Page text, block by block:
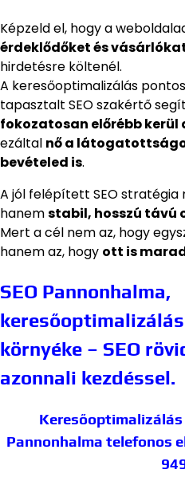
Képzeld el, hogy a
érdeklődőket és
hirdetésre költenél.
A keresőoptimalizálás
tapasztalt SEO szakértő
fokozatosan előrébb
ezáltal nő a
bevételed is.
A jól felépített SEO
hanemstabil, hosszú távú
Mert a cél nem az, hogy
hanem az, hogy ott is
SEO Pannonhalma,
környéke – SEO
azonnali kezdéssel.
Keresőoptimalizálás
Pannonhalma telefonos